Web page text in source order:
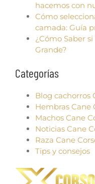
hacemos con
Cómo
camada: Guía
¿Cómo Saber
Grande?
Categorías
Blog cachorros
Hembras Cane
Machos Cane
Noticias Cane
Raza Cane
Tips y consejos